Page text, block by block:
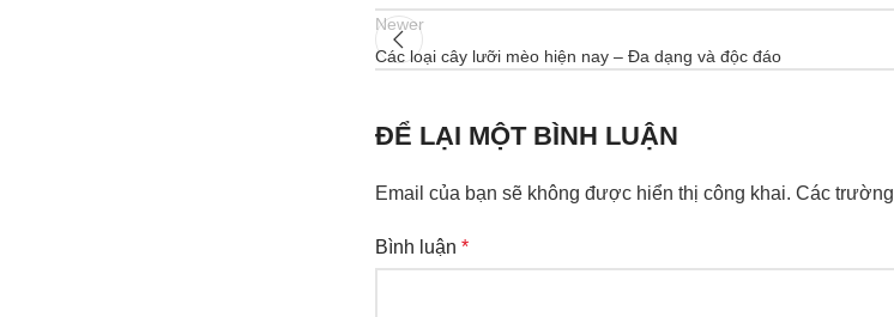
Newer
Các loại cây lưỡi mèo hiện nay – Đa dạng và độc đáo
ĐỂ LẠI MỘT BÌNH LUẬN
Email của bạn sẽ không được hiển thị công khai. Các
Bình luận *